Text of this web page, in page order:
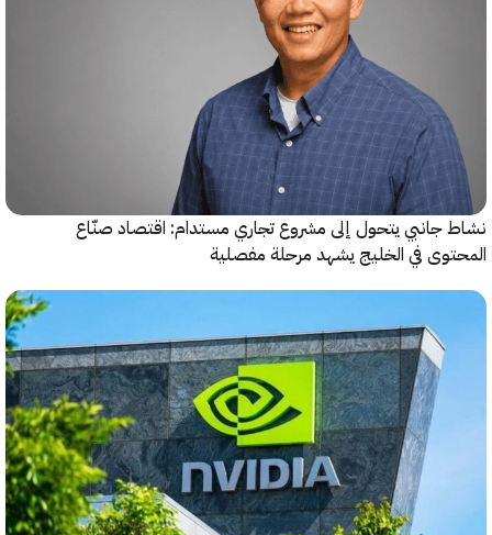
جانبي يتحول إلى مشروع تجاري مستدام: اقتصاد صنّاع
في الخليج يشهد مرحلة مفصلية